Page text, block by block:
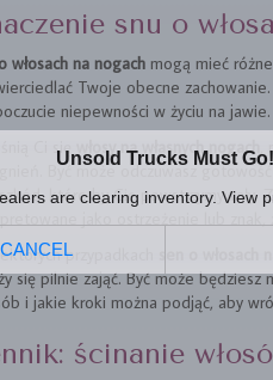
snu o
włosach na nogach mogą mieć
Twoje obecne
niepewności w życiu na jawie.
śnią Ci się
włosy na własnych nogach
Być może odczuwasz
które by Cię powstrzymywały.
jako ostrzeżenie lub
przypadkach
sen o włosach
się pilnie zająć. Być może
i jakie kroki można podjąć, aby
ścinanie